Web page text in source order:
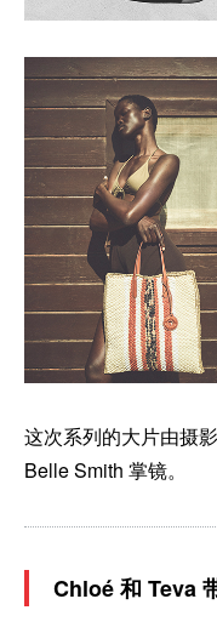
这次系列的大片由摄
Belle Smith 掌镜。
Chloé 和 Teva